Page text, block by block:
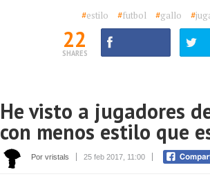
#estilo #futbol #gallo #
22
SHARES
He visto a jugadores
con menos estilo que
Por vristals 25 feb 2017, 11:00